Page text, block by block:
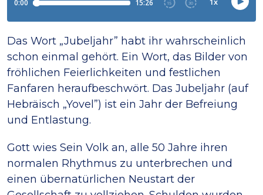
Das Wort „Jubeljahr” habt ihr wahrscheinlich
schon einmal gehört. Ein Wort, das Bilder von
fröhlichen Feierlichkeiten und festlichen
Fanfaren heraufbeschwört. Das Jubeljahr (auf
Hebräisch „Yovel”) ist ein Jahr der Befreiung
und Entlastung.
Gott wies Sein Volk an, alle 50 Jahre ihren
normalen Rhythmus zu unterbrechen und
einen übernatürlichen Neustart der